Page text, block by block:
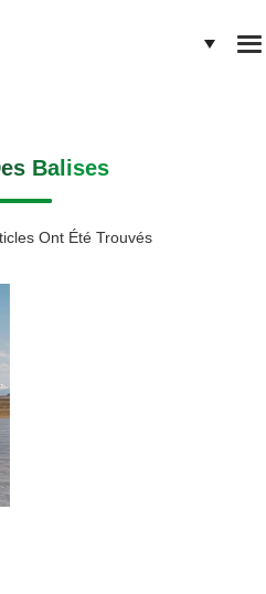
Balises
Ont Été Trouvés